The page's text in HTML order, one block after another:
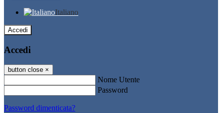
Italiano
Accedi
Accedi
button close ×
Nome Utente
Password
Password dimenticata?